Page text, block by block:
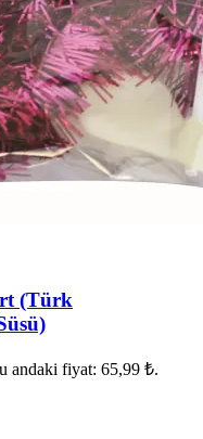
(Türk
andaki fiyat: 65,99 ₺.